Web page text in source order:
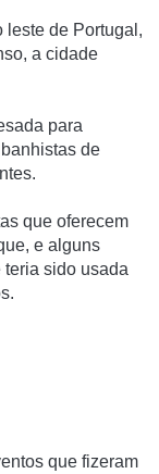
leste de Portugal,
a cidade
para
de
que oferecem
e alguns
teria sido usada
que fizeram